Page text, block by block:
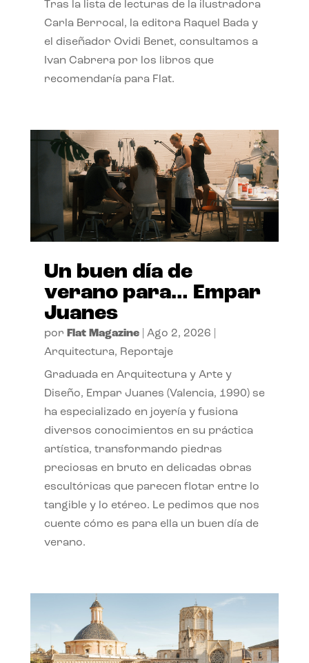
Tras la lista de lecturas de la ilustradora
Carla Berrocal, la editora Raquel Bada y
el diseñador Ovidi Benet, consultamos a
Ivan Cabrera por los libros que
recomendaría para Flat.
Un buen día de
verano para… Empar
Juanes
por Flat Magazine| Ago 2, 2026
Arquitectura, Reportaje
Graduada en Arquitectura y Arte y
Diseño, Empar Juanes (Valencia, 1990) se
ha especializado en joyería y fusiona
diversos conocimientos en su práctica
artística, transformando piedras
preciosas en bruto en delicadas obras
escultóricas que parecen flotar entre lo
tangible y lo etéreo. Le pedimos que nos
cuente cómo es para ella un buen día de
verano.